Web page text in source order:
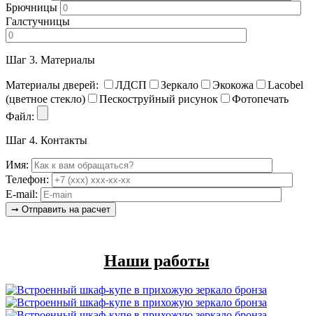
Брючницы
Галстучницы
Шаг 3. Материалы
Материалы дверей: ЛДСП Зеркало Экокожа
Lacobel
(цветное стекло)
Пескоструйный рисунок
Фотопечать
Файл:
Шаг 4. Контакты
Имя:
Телефон:
E-mail:
Наши работы